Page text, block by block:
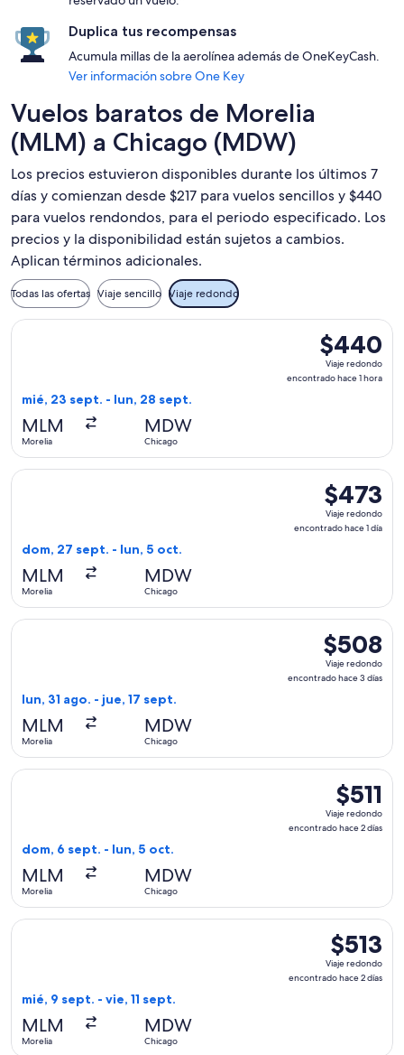
Duplica tus recompensas
Acumula millas de la aerolínea además de OneKeyCash.
Ver información sobre One Key
Vuelos baratos de Morelia
(MLM) a Chicago (MDW)
Los precios estuvieron disponibles durante los últimos 7
días y comienzan desde $217 para vuelos sencillos y $440
para vuelos rendondos, para el periodo especificado. Los
precios y la disponibilidad están sujetos a cambios.
Aplican términos adicionales.
Todas las ofertas Viaje sencillo Viaje redondo
$440
Viaje
redondo,
$440
Viaje redondo
encontrado hace 1 hora
mié, 23 sept. - lun, 28 sept.
MLM
Morelia
MDW
Chicago
Seleccionar vuelo de Volaris, con salida el mié, 23 sept.
$473
Viaje
redondo,
$473
Viaje redondo
encontrado hace 1 día
dom, 27 sept. - lun, 5 oct.
MLM
Morelia
MDW
Chicago
Seleccionar vuelo de Volaris, con salida el dom, 27 sept.
$508
Viaje
redondo,
$508
Viaje redondo
encontrado hace 3 días
lun, 31 ago. - jue, 17 sept.
MLM
Morelia
MDW
Chicago
Seleccionar vuelo de Frontier Airlines, con salida el lun, 31
$511
Viaje
redondo,
$511
Viaje redondo
encontrado hace 2 días
dom, 6 sept. - lun, 5 oct.
MLM
Morelia
MDW
Chicago
Seleccionar vuelo de Frontier Airlines, con salida el dom, 6
$513
Viaje
redondo,
$513
Viaje redondo
encontrado hace 2 días
mié, 9 sept. - vie, 11 sept.
MLM
Morelia
MDW
Chicago
Seleccionar vuelo de Frontier Airlines, con salida el mié, 9